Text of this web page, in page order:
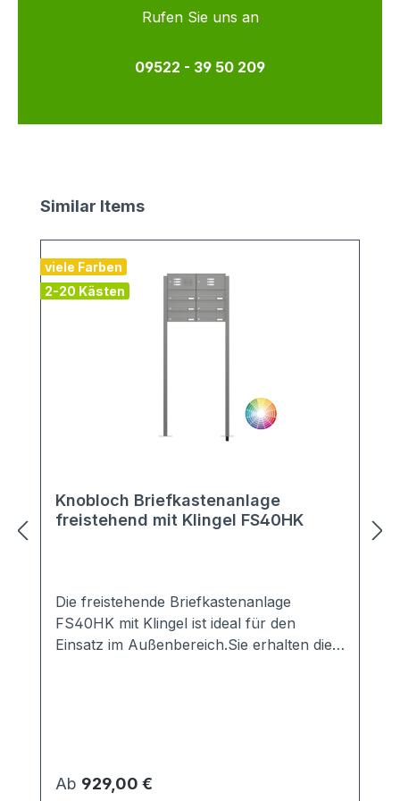
Rufen Sie uns an
09522 - 39 50 209
Produktgalerie überspringen
Similar Items
viele Farben
2-20 Kästen
Knobloch Briefkastenanlage
freistehend mit Klingel FS40HK
Die freistehende Briefkastenanlage
FS40HK mit Klingel ist ideal für den
Einsatz im Außenbereich.Sie erhalten die
den aktuellen Vorschriften gemäß EN
13724 genormt.Lieferung erfolgt komplett
Regulärer Preis:
Ab 929,00 €